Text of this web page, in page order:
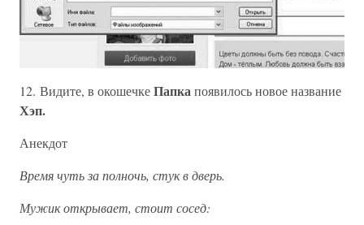
12. Видите, в окошечкеПапка появилось новое название
Хэп.
Анекдот
Время чуть за полночь, стук в дверь.
Мужик открывает, стоит сосед: